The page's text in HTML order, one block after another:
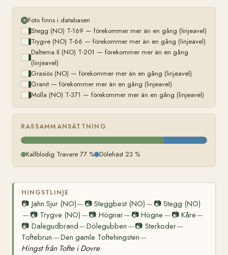
Foto finns i databasen
Stegg (NO) T-169 — förekommer mer än en gång (linjeavel)
Trygve (NO) T-66 — förekommer mer än en gång (linjeavel)
Dalterna II (NO) T-201 — förekommer mer än en gång
(linjeavel)
Grasiös (NO) — förekommer mer än en gång (linjeavel)
Granit — förekommer mer än en gång (linjeavel)
Molla (NO) T-371 — förekommer mer än en gång (linjeavel)
RASSAMMANSÄTTNING
Kallblodig Travare 77 % Dölehäst 23 %
HINGSTLINJE
📷 Jahn Sjur (NO)— 📷Steggbest (NO) — 📷 Stegg (NO)
— 📷 Trygve (NO) —📷 Högnar— 📷Högne — 📷 Kåre—
📷 Dalegudbrand—Dölegubben —📷 Sterkoder—
Toftebrun —Den gamle Toftehingsten—
Hingst från Tofte i Dovre